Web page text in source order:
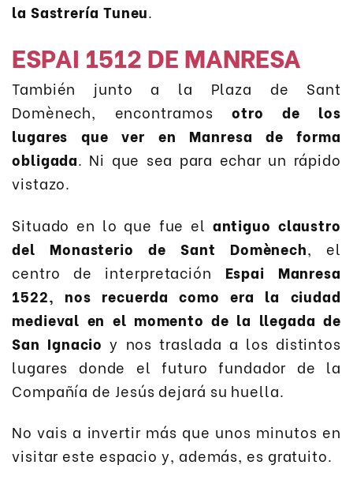
la Sastrería Tuneu.
ESPAI 1512 DE MANRESA
También junto a la Plaza de Sant
Domènech, encontramos otro de los
lugares que ver en Manresa de forma
obligada. Ni que sea para echar un rápido
vistazo.
Situado en lo que fue el antiguo claustro
del Monasterio de Sant Domènech, el
centro de interpretación Espai Manresa
1522, nos recuerda como era la ciudad
medieval en el momento de la llegada de
San Ignacio y nos traslada a los distintos
lugares donde el futuro fundador de la
Compañía de Jesús dejará su huella.
No vais a invertir más que unos minutos en
visitar este espacio y, además, es gratuito.